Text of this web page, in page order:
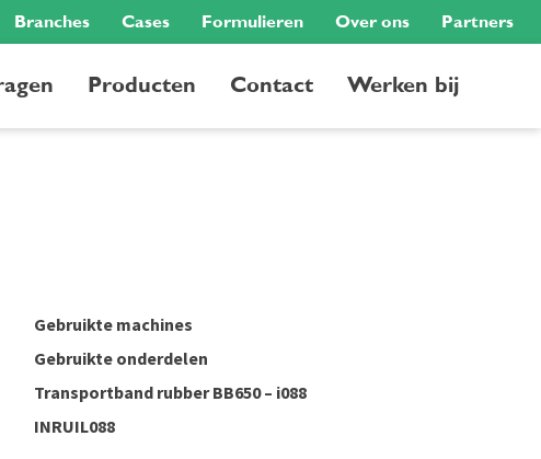
Branches Cases Formulieren Over ons Partners
Producten Contact Werken bij
Gebruikte machines
Gebruikte onderdelen
Transportband rubber BB650 – i088
INRUIL088